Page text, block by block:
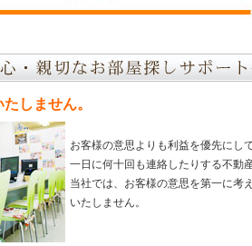
しません。
お客様の意思よりも利益を優先にし
一日に何十回も連絡したりする不動
当社では、お客様の意思を第一に考
いたしません。